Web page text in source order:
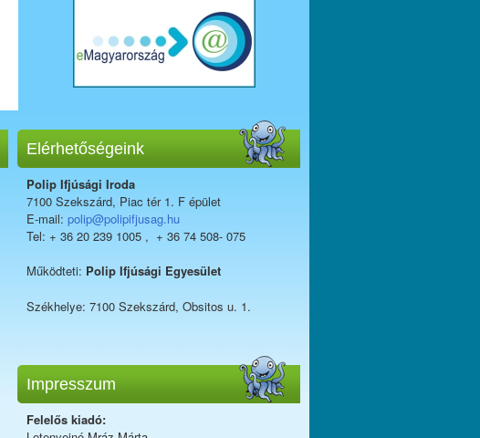
Elérhetőségeink
Polip Ifjúsági Iroda
7100 Szekszárd, Piac tér 1. F épület
E-mail: polip@polipifjusag.hu
Tel: + 36 20 239 1005 , + 36 74 508- 075
Működteti: Polip Ifjúsági Egyesület
Székhelye: 7100 Szekszárd, Obsitos u. 1.
Impresszum
Felelős kiadó: